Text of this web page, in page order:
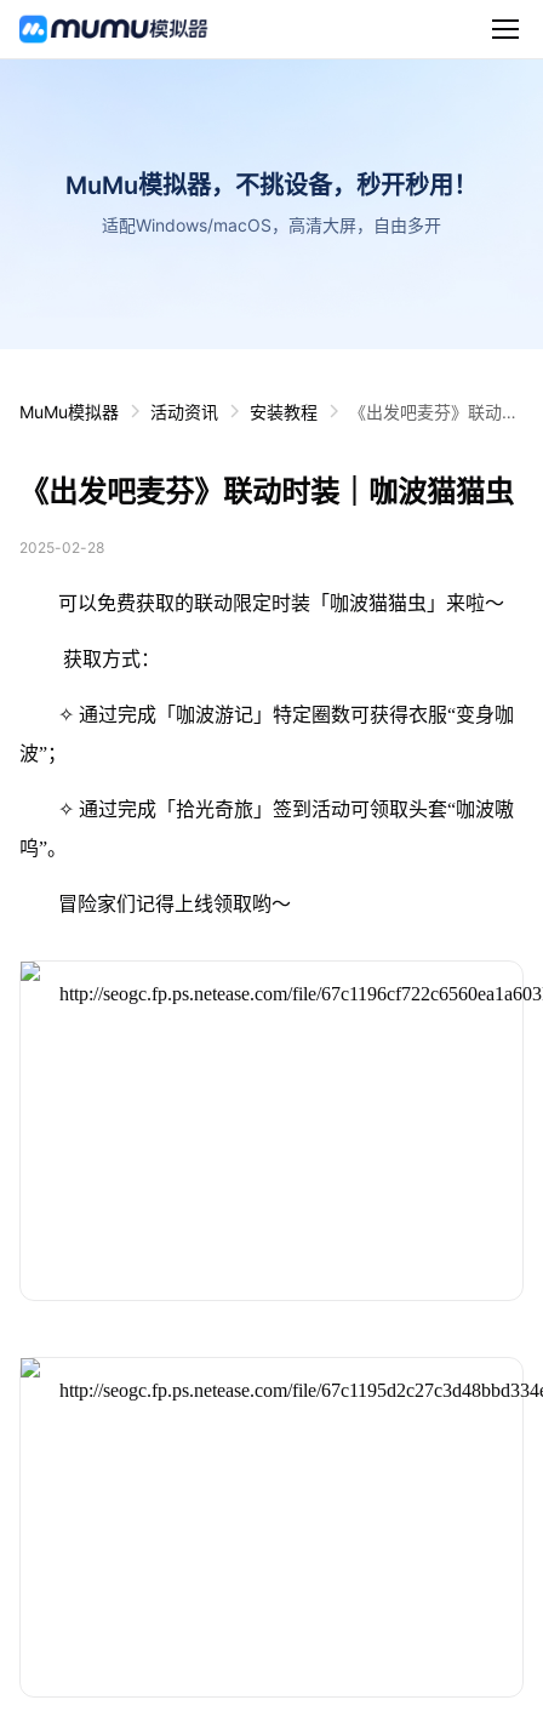
MuMu模拟器，不挑设备，秒开秒用！
适配Windows/macOS，高清大屏，自由多开
MuMu模拟器 活动资讯 安装教程
《出发吧麦芬》联动时
《出发吧麦芬》联动时装｜咖波猫猫虫
2025-02-28
可以免费获取的联动限定时装「咖波猫猫虫」来啦～
获取方式：
✧ 通过完成「咖波游记」特定圈数可获得衣服“变身咖
波”；
✧ 通过完成「拾光奇旅」签到活动可领取头套“咖波嗷
呜”。
冒险家们记得上线领取哟～